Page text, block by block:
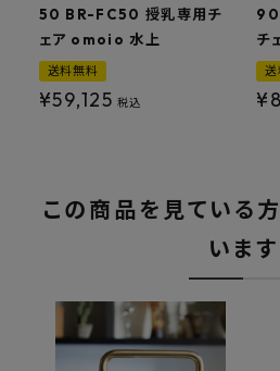
50 BR-FC50 授乳専用チ
ェア omoio 水上
送料無料
¥59,125 税込
90
チ
送
¥
この商品を見ている
います